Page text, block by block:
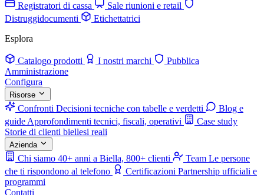
Registratori di cassa
Sale riunioni e retail
Distruggidocumenti
Etichettatrici
Esplora
Catalogo prodotti I nostri marchi
Pubblica
Amministrazione
Configura
Risorse
Confronti Decisioni tecniche con tabelle e verdetti
Blog e
guide Approfondimenti tecnici, fiscali, operativi
Case study
Storie di clienti biellesi reali
Azienda
Chi siamo 40+ anni a Biella, 800+ clienti Team Le persone
che ti rispondono al telefono
Certificazioni Partnership ufficiali e
programmi
Contatti